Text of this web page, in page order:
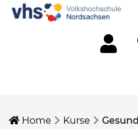
Home Kurse